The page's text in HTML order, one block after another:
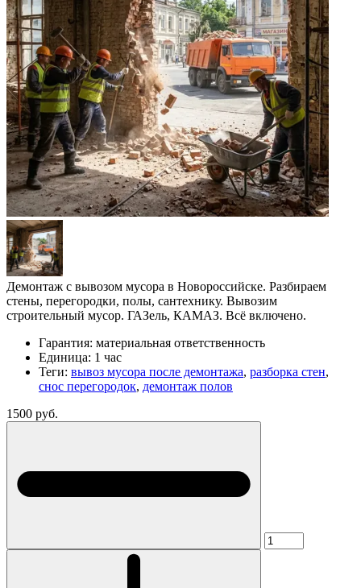
Демонтаж с вывозом мусора в Новороссийске. Разбираем
стены, перегородки, полы, сантехнику. Вывозим
строительный мусор. ГАЗель, КАМАЗ. Всё включено.
Гарантия: материальная ответственность
Единица: 1 час
Теги: вывоз мусора после демонтажа, разборка стен,
снос перегородок, демонтаж полов
1500 руб.